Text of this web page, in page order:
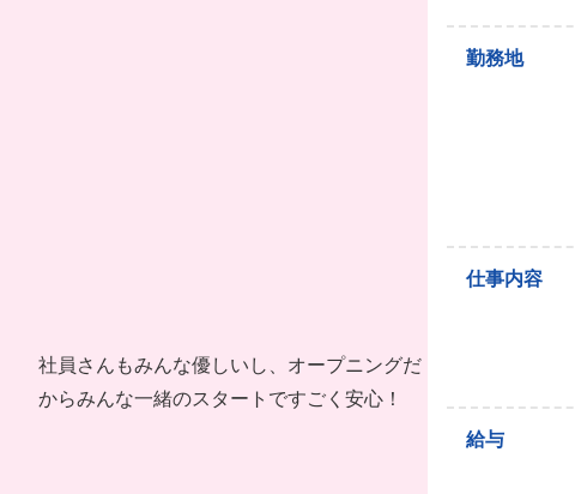
社員さんもみんな優しいし、オープニングだ
からみんな一緒のスタートですごく安心！
勤務地
仕事内容
給与